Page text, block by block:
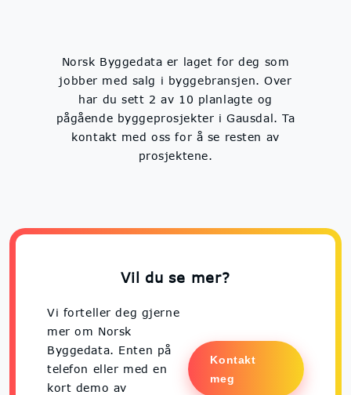
Norsk Byggedata er laget for deg som
jobber med salg i byggebransjen. Over
har du sett 2 av 10 planlagte og
pågående byggeprosjekter i Gausdal. Ta
kontakt med oss for å se resten av
prosjektene.
Vil du se mer?
Vi forteller deg gjerne
mer om Norsk
Byggedata. Enten på
telefon eller med en
kort demo av
Kontakt
meg